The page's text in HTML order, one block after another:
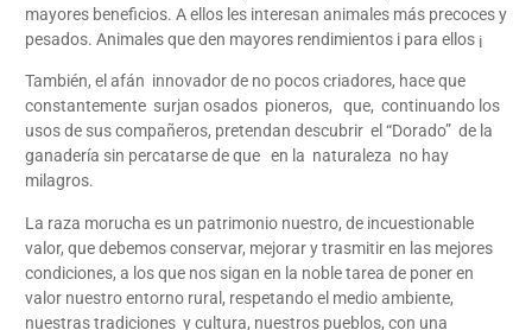
mayores beneficios. A ellos les interesan animales más precoces y
pesados. Animales que den mayores rendimientos i para ellos ¡
También, el afán innovador de no pocos criadores, hace que
constantemente surjan osados pioneros, que, continuando los
usos de sus compañeros, pretendan descubrir el “Dorado” de la
ganadería sin percatarse de que en la naturaleza no hay
milagros.
La raza morucha es un patrimonio nuestro, de incuestionable
valor, que debemos conservar, mejorar y trasmitir en las mejores
condiciones, a los que nos sigan en la noble tarea de poner en
valor nuestro entorno rural, respetando el medio ambiente,
nuestras tradiciones y cultura, nuestros pueblos, con una